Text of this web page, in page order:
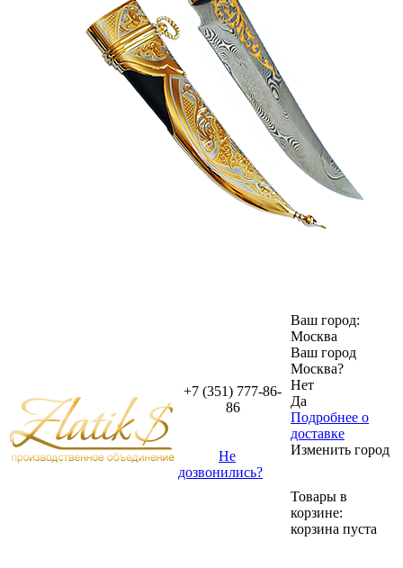
+7 (351) 777-86-
86
Не
дозвонились?
Ваш город:
Москва
Ваш город
Москва?
Нет
Да
Подробнее о
доставке
Изменить город
Товары в
корзине:
корзина пуста